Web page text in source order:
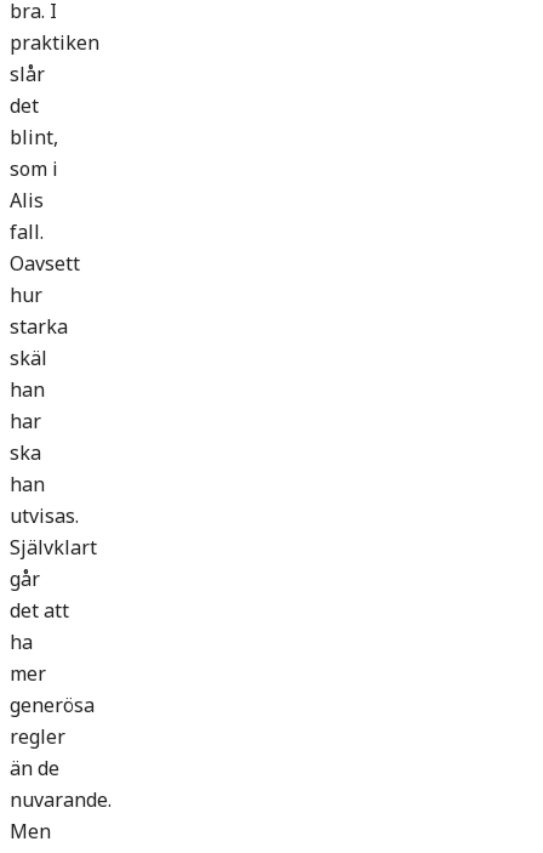
bra. I
praktiken
slår
det
blint,
som i
Alis
fall.
Oavsett
hur
starka
skäl
han
har
ska
han
utvisas.
Självklart
går
det att
ha
mer
generösa
regler
än de
nuvarande.
Men